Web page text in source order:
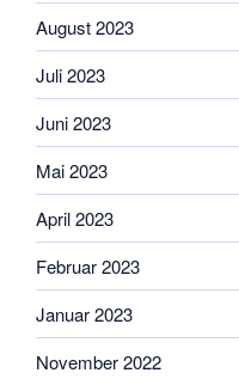
August 2023
Juli 2023
Juni 2023
Mai 2023
April 2023
Februar 2023
Januar 2023
November 2022